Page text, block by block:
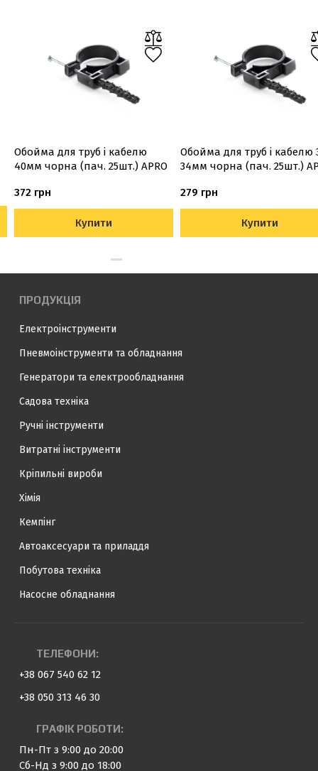
Обойма для труб і кабелю
40мм чорна (пач. 25шт.) APRO
372 грн
Купити
Обойма для труб і кабелю
34мм чорна (пач. 25шт.)
279 грн
Купити
ПРОДУКЦІЯ
Електроінструменти
Пневмоінструменти та обладнання
Генератори та електрообладнання
Садова техніка
Ручні інструменти
Витратні інструменти
Кріпильні вироби
Хімія
Кемпінг
Автоаксесуари та приладдя
Побутова техніка
Насосне обладнання
ТЕЛЕФОНИ:
+38 067 540 62 12
+38 050 313 46 30
ГРАФІК РОБОТИ:
Пн-Пт з 9:00 до 20:00
Сб-Нд з 9:00 до 18:00